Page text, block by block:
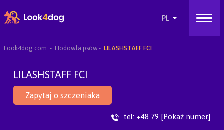
Look4dog.com Hodowla psów LILASHSTAFF FCI
LILASHSTAFF FCI
Zapytaj o szczeniaka
tel: +48 79 [Pokaż numer]